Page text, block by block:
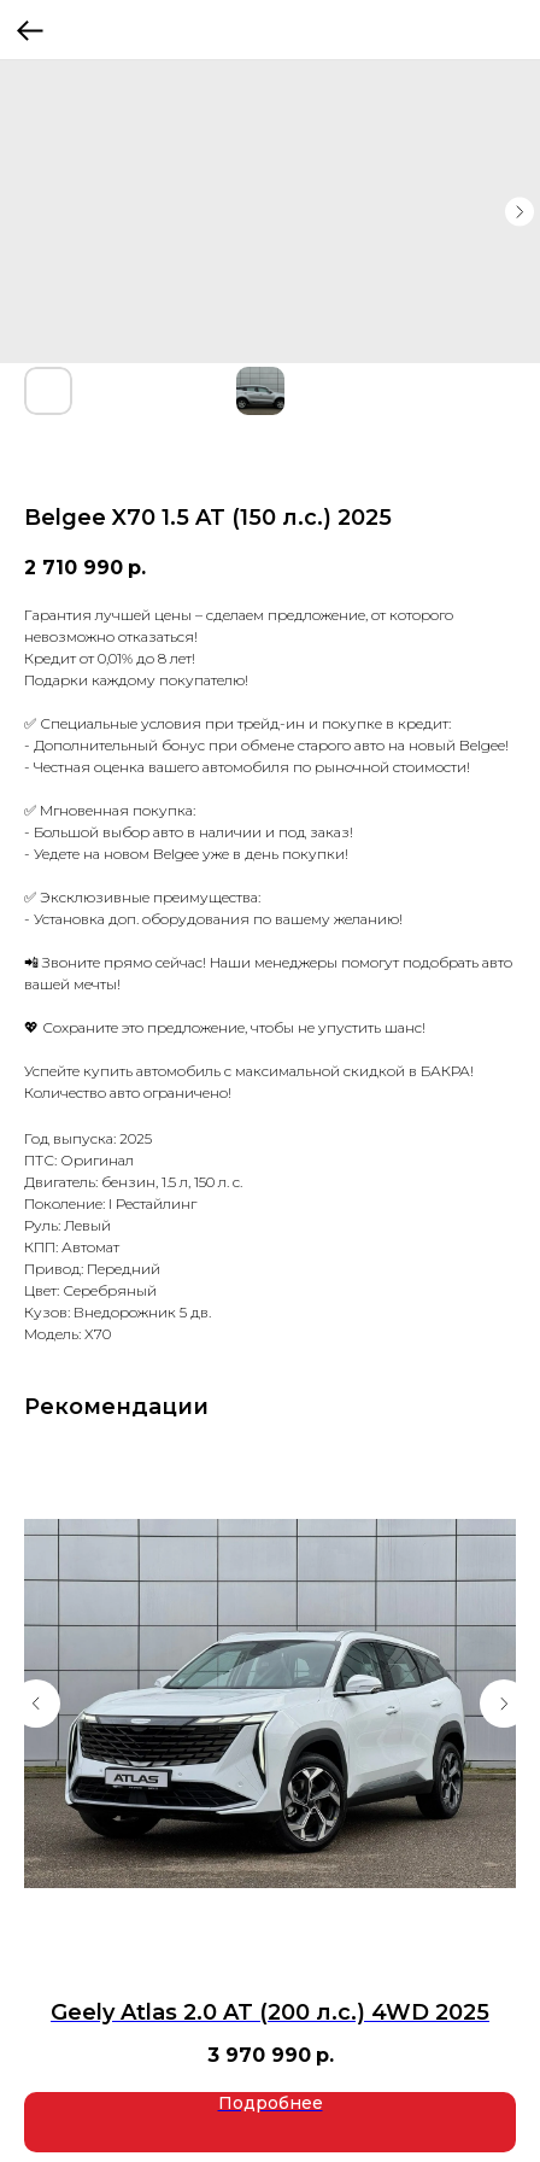
Belgee X70 1.5 AT (150 л.с.) 2025
2 710 990 р.
Гарантия лучшей цены – сделаем предложение, от которого
невозможно отказаться!
Кредит от 0,01% до 8 лет!
Подарки каждому покупателю!
✅ Специальные условия при трейд-ин и покупке в кредит:
- Дополнительный бонус при обмене старого авто на новый Belgee!
- Честная оценка вашего автомобиля по рыночной стоимости!
✅ Мгновенная покупка:
- Большой выбор авто в наличии и под заказ!
- Уедете на новом Belgee уже в день покупки!
✅ Эксклюзивные преимущества:
- Установка доп. оборудования по вашему желанию!
📲 Звоните прямо сейчас! Наши менеджеры помогут подобрать авто
вашей мечты!
💖 Сохраните это предложение, чтобы не упустить шанс!
Успейте купить автомобиль с максимальной скидкой в БАКРА!
Количество авто ограничено!
Год выпуска: 2025
ПТС: Оригинал
Двигатель: бензин, 1.5 л, 150 л. с.
Поколение: I Рестайлинг
Руль: Левый
КПП: Автомат
Привод: Передний
Цвет: Серебряный
Кузов: Внедорожник 5 дв.
Модель: X70
Рекомендации
Geely Atlas 2.0 AT (200 л.с.) 4WD 2025
3 970 990 р.
Подробнее